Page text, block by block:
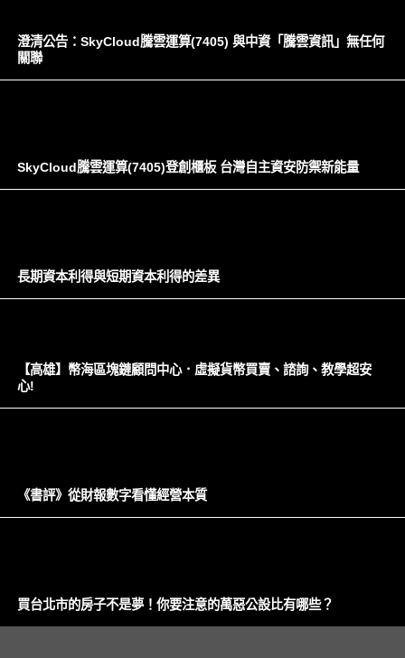
澄清公告：SkyCloud騰雲運算(7405) 與中資「騰雲資訊」無任何
關聯
SkyCloud騰雲運算(7405)登創櫃板 台灣自主資安防禦新能量
長期資本利得與短期資本利得的差異
【高雄】幣海區塊鏈顧問中心．虛擬貨幣買賣、諮詢、教學超安
心!
《書評》從財報數字看懂經營本質
買台北市的房子不是夢！你要注意的萬惡公設比有哪些？